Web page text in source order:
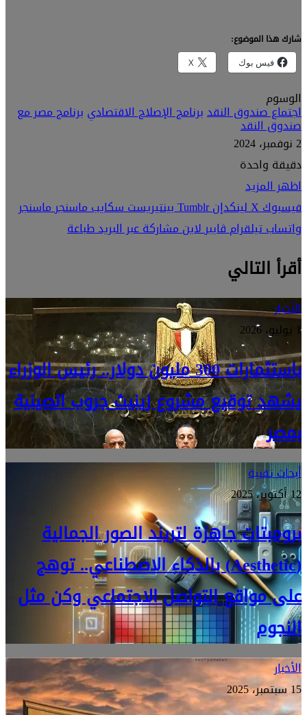
شارك هذا الموضوع:
فيس بوك X
الوسوم
اجتماع صندوق النقدبرنامج الإصلاح الاقتصادي برنامج مصر مع
صندوق النقد
2 نوفمبر، 2024
دقيقة واحدة
اظهر المزيد
فيسبوك‫Xلينكدإن بينتيريستسكايبماسنجر ماسنجر
واتسابتيلقرامڤايبر لاينمشاركة عبر البريدطباعة
أقرأ التالي
الأخبار
1 يوليو، 2026
باستثمارات 300 مليون دولار.. رئيس الوزراء
يشهد توقيع مشروع زينيث جروب الصينية
بمصر
أبحاث تقنية
12 أكتوبر، 2025
برومبتات جاهزة لتريند الصور الجمالية
(Aesthetic) بالذكاء الاصطناعي.. توهج
على مواقع التواصل الاجتماعي وكن مثل
النجوم
الأخبار
15 سبتمبر، 2025